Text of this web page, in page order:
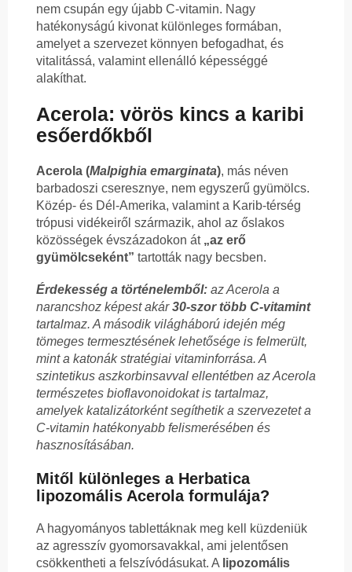
nem csupán egy újabb C-vitamin. Nagy
hatékonyságú kivonat különleges formában,
amelyet a szervezet könnyen befogadhat, és
vitalitássá, valamint ellenálló képességgé
alakíthat.
Acerola: vörös kincs a karibi
esőerdőkből
Acerola (Malpighia emarginata), más néven
barbadoszi cseresznye, nem egyszerű gyümölcs.
Közép- és Dél-Amerika, valamint a Karib-térség
trópusi vidékeiről származik, ahol az őslakos
közösségek évszázadokon át „az erő
gyümölcseként” tartották nagy becsben.
Érdekesség a történelemből: az Acerola a
narancshoz képest akár30-szor több C-vitamint
tartalmaz. A második világháború idején még
tömeges termesztésének lehetősége is felmerült,
mint a katonák stratégiai vitaminforrása. A
szintetikus aszkorbinsavval ellentétben az Acerola
természetes bioflavonoidokat is tartalmaz,
amelyek katalizátorként segíthetik a szervezetet a
C-vitamin hatékonyabb felismerésében és
hasznosításában.
Mitől különleges a Herbatica
lipozomális Acerola formulája?
A hagyományos tablettáknak meg kell küzdeniük
az agresszív gyomorsavakkal, ami jelentősen
csökkentheti a felszívódásukat. A lipozomális